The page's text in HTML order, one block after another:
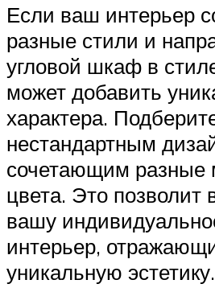
Если ваш интерьер
разные стили и
угловой шкаф в
может добавить
характера.
нестандартным
сочетающим разные
цвета. Это позволит
вашу
интерьер,
уникальную эстетику.